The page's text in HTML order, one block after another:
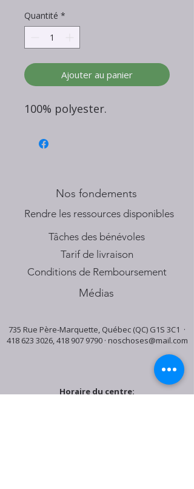
Quantité *
Ajouter au panier
100% polyester.
Nos fondements
​Rendre les ressources disponibles
Tâches des bénévoles
Tarif de livraison
Conditions de Remboursement
Médias
735 Rue Père-Marquette, Québec (QC) G1S 3C1 ·
418 623 3026,418 907 9790· noschoses@mail.com
Horaire du centre: